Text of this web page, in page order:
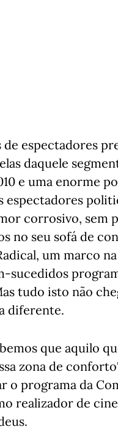
espectadores
daquele
e uma enorme
espectadores
corrosivo, sem
no seu sofá de
um marco
sucedidos
tudo isto não
diferente.
que aquilo
zona de
o programa da
realizador de